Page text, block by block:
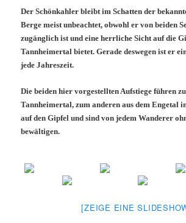
Der Schönkahler bleibt im Schatten der
Berge meist unbeachtet, obwohl er von beiden
zugänglich ist und eine herrliche Sicht auf die
Tannheimertal bietet. Gerade deswegen ist er
jede Jahreszeit.
Die beiden hier vorgestellten Aufstiege führen
Tannheimertal, zum anderen aus dem Engetal
auf den Gipfel und sind von jedem Wanderer
bewältigen.
[ZEIGE EINE